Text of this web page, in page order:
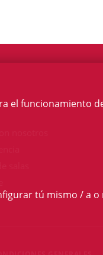
el funcionamiento
tú mismo / a